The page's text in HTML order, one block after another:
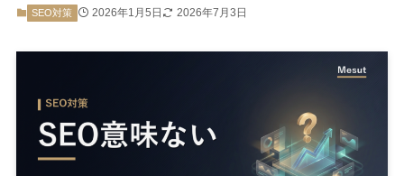
SEO対策 2026年1月5日 2026年7月3日